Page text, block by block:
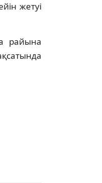
жетуі
райына